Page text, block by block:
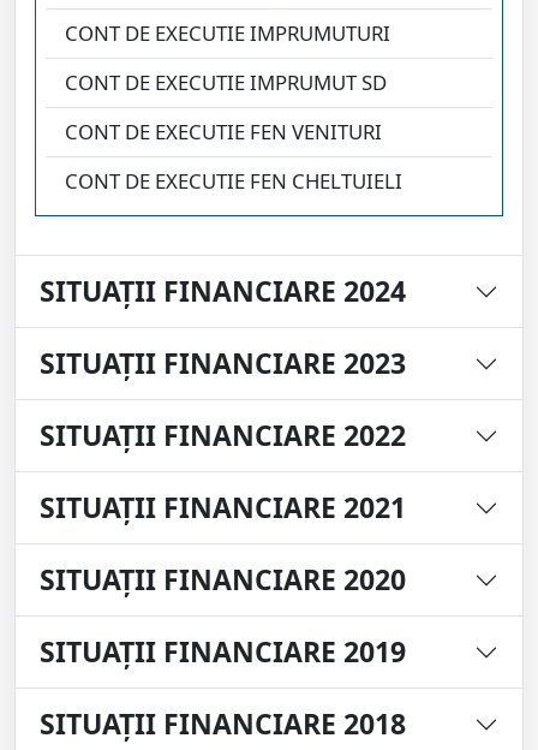
CONT DE EXECUTIE IMPRUMUTURI
CONT DE EXECUTIE IMPRUMUT SD
CONT DE EXECUTIE FEN VENITURI
CONT DE EXECUTIE FEN CHELTUIELI
SITUAȚII FINANCIARE 2024
SITUAȚII FINANCIARE 2023
SITUAȚII FINANCIARE 2022
SITUAȚII FINANCIARE 2021
SITUAȚII FINANCIARE 2020
SITUAȚII FINANCIARE 2019
SITUAȚII FINANCIARE 2018